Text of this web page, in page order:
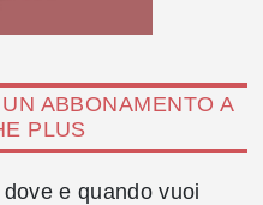
ABBONAMENTO A
PLUS
e quando vuoi